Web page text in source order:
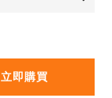
立即購買